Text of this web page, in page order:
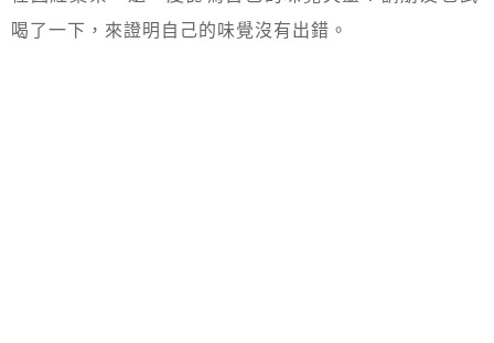
喝了一下，來證明自己的味覺沒有出錯。